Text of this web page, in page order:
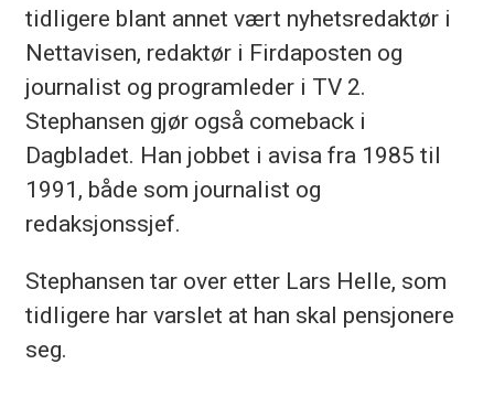
tidligere blant annet vært nyhetsredaktør i
Nettavisen, redaktør i Firdaposten og
journalist og programleder i TV 2.
Stephansen gjør også comeback i
Dagbladet. Han jobbet i avisa fra 1985 til
1991, både som journalist og
redaksjonssjef.
Stephansen tar over etter Lars Helle, som
tidligere har varslet at han skal pensjonere
seg.